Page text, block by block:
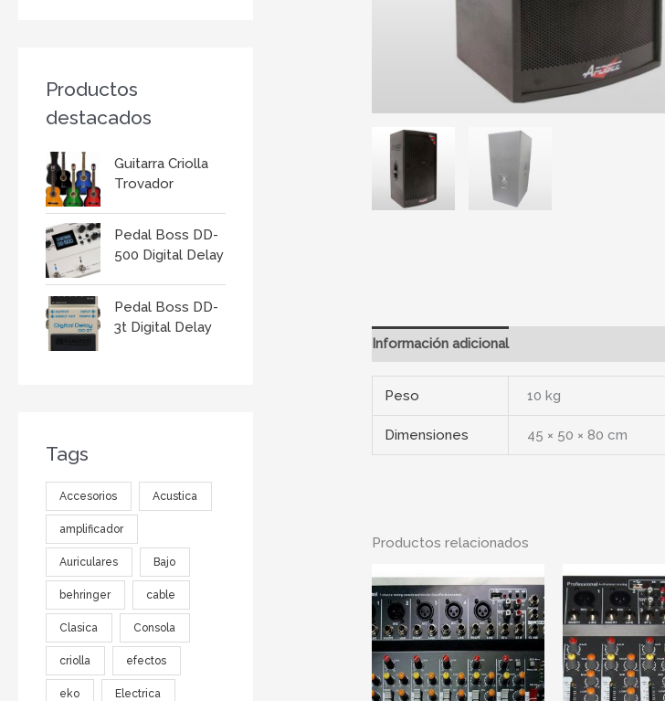
Productos
destacados
Guitarra Criolla
Trovador
Pedal Boss DD-
500 Digital Delay
Pedal Boss DD-
3t Digital Delay
Tags
Accesorios Acustica
amplificador
Auriculares Bajo
behringer cable
Clasica Consola
criolla efectos
eko Electrica
Información adicional
Peso 10 kg
Dimensiones 45 × 50 × 80 cm
Productos relacionados